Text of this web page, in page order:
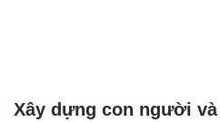
Xây dựng con người